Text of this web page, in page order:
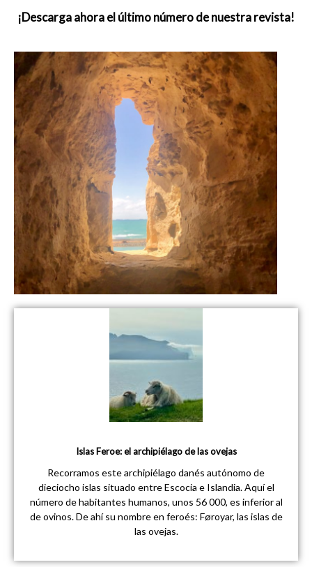
¡Descarga ahora el último número de nuestra revista!
Islas Feroe: el archipiélago de las ovejas
Recorramos este archipiélago danés autónomo de
dieciocho islas situado entre Escocia e Islandia. Aquí el
número de habitantes humanos, unos 56 000, es inferior al
de ovinos. De ahí su nombre en feroés: Føroyar, las islas de
las ovejas.